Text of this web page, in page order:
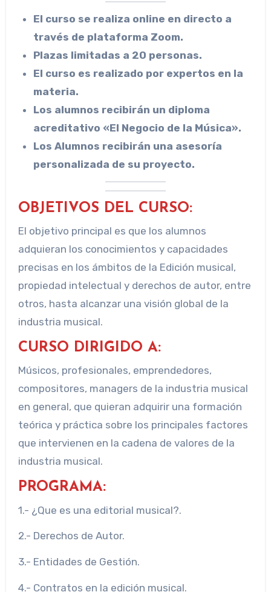
El curso se realiza online en directo a
través de plataforma Zoom.
Plazas limitadas a 20 personas.
El curso es realizado por expertos en la
materia.
Los alumnos recibirán un diploma
acreditativo «El Negocio de la Música».
Los Alumnos recibirán una asesoría
personalizada de su proyecto.
OBJETIVOS DEL CURSO:
El objetivo principal es que los alumnos
adquieran los conocimientos y capacidades
precisas en los ámbitos de la Edición musical,
propiedad intelectual y derechos de autor, entre
otros, hasta alcanzar una visión global de la
industria musical.
CURSO DIRIGIDO A:
Músicos, profesionales, emprendedores,
compositores, managers de la industria musical
en general, que quieran adquirir una formación
teórica y práctica sobre los principales factores
que intervienen en la cadena de valores de la
industria musical.
PROGRAMA:
1.- ¿Que es una editorial musical?.
2.- Derechos de Autor.
3.- Entidades de Gestión.
4.- Contratos en la edición musical.